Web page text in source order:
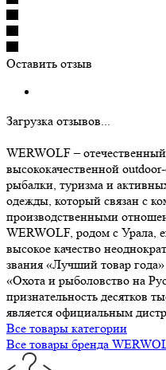
Оставить отзыв
Загрузка отзывов...
WERWOLF –
высококачественной
рыбалки, туризма и
одежды, который связан с
производственными
WERWOLF, родом с Урала,
высокое качество
звания «Лучший товар
«Охота и рыболовство на
признательность десятков
является официальным
Все товары категории
Все товары бренда